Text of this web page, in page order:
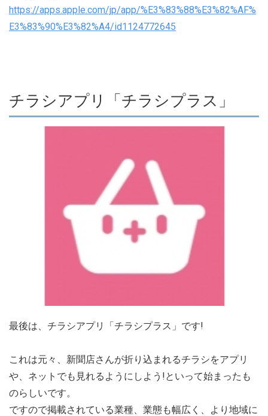
https://apps.apple.com/jp/app/%E3%83%88%E3%82%AF%
E3%83%90%E3%82%A4/id1124772645
チラシアプリ「チラシプラス」
最後は、チラシアプリ「チラシプラス」です!
これは元々、新聞店さんが折り込まれるチラシをアプリ
や、ネットでも見れるようにしよう!といって始まったも
のらしいです。
ですので掲載されている業種、業態も幅広く、より地域に